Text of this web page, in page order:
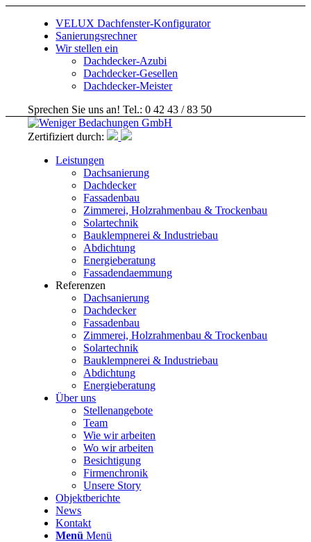
VELUX Dachfenster-Konfigurator
Sanierungsrechner
Wir stellen ein
Dachdecker-Azubi
Dachdecker-Gesellen
Dachdecker-Meister
Sprechen Sie uns an! Tel.: 0 42 43 / 83 50
Zertifiziert durch:
Leistungen
Dachsanierung
Dachdecker
Fassadenbau
Zimmerei, Holzrahmenbau & Trockenbau
Solartechnik
Bauklempnerei & Industriebau
Abdichtung
Energieberatung
Fassadendaemmung
Referenzen
Dachsanierung
Dachdecker
Fassadenbau
Zimmerei, Holzrahmenbau & Trockenbau
Solartechnik
Bauklempnerei & Industriebau
Abdichtung
Energieberatung
Über uns
Stellenangebote
Team
Wie wir arbeiten
Wo wir arbeiten
Besichtigung
Firmenchronik
Unsere Story
Objektberichte
News
Kontakt
Menü Menü